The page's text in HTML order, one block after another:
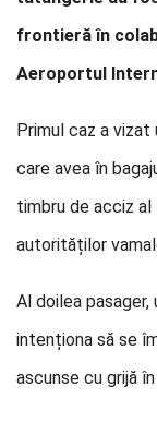
frontieră în
Aeroportul
Primul caz a
care avea în
timbru de acciz
autorităților
Al doilea
intenționa să se
ascunse cu grijă